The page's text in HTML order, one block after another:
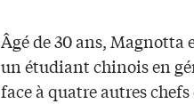
Âgé de 30 ans, Magnotta
un étudiant chinois en
face à quatre autres